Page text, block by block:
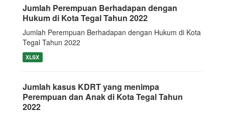
Jumlah Perempuan Berhadapan dengan
Hukum di Kota Tegal Tahun 2022
Jumlah Perempuan Berhadapan dengan Hukum di Kota
Tegal Tahun 2022
XLSX
Jumlah kasus KDRT yang menimpa
Perempuan dan Anak di Kota Tegal Tahun
2022